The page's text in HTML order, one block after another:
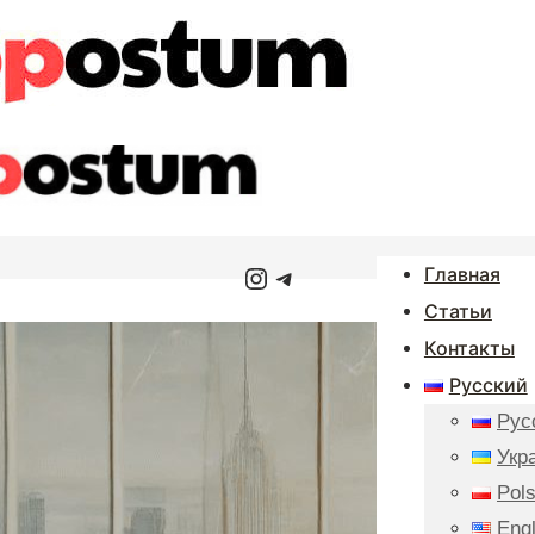
Главная
Статьи
Контакты
Русский
Instagram
Telegram